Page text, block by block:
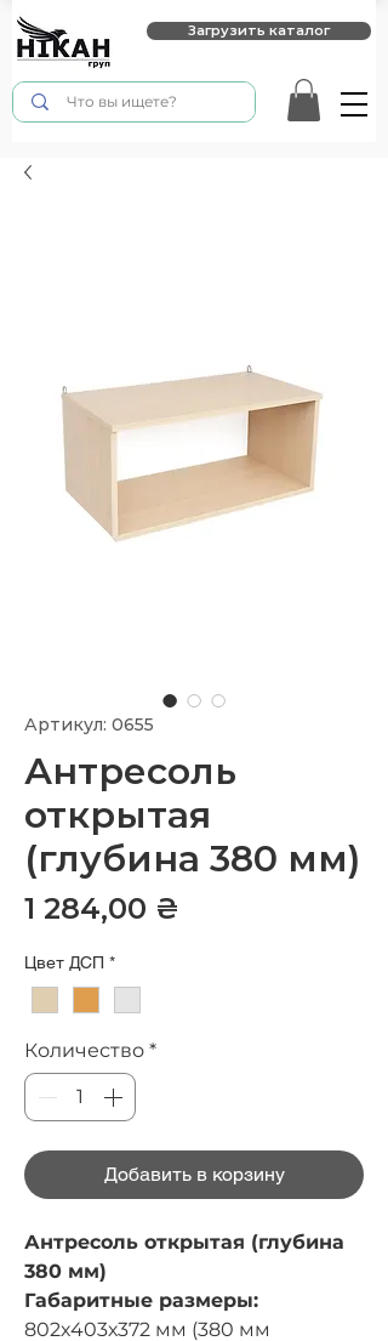
Загрузить каталог
Артикул: 0655
Антресоль
открытая
(глубина 380 мм)
1 284,00 ₴
Цвет ДСП *
Количество *
Добавить в корзину
Антресоль открытая (глубина
380 мм)
Габаритные размеры:
802х403х372 мм (380 мм